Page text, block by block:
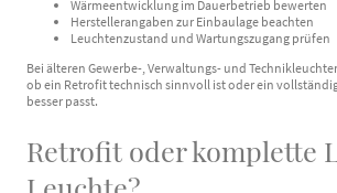
Wärmeentwicklung im Dauerbetrieb bewerten
Herstellerangaben zur Einbaulage beachten
Leuchtenzustand und Wartungszugang prüfen
Bei älteren Gewerbe-, Verwaltungs- und
ob ein Retrofit technisch sinnvoll ist oder ein
besser passt.
Retrofit oder komplette